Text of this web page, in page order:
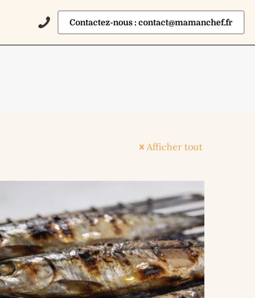
Contactez-nous : contact@mamanchef.fr
Afficher tout